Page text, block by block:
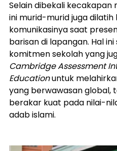
Selain dibekali kecakapan
ini murid-murid juga
komunikasinya saat
barisan di lapangan. Hal
komitmen sekolah yang
Cambridge Assessment
Education untuk
yang berwawasan global,
berakar kuat pada nilai-
adab islami.